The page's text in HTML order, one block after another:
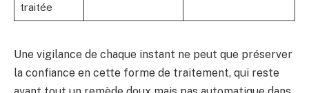
traitée
Une vigilance de chaque instant ne peut que préserver
la confiance en cette forme de traitement, qui reste